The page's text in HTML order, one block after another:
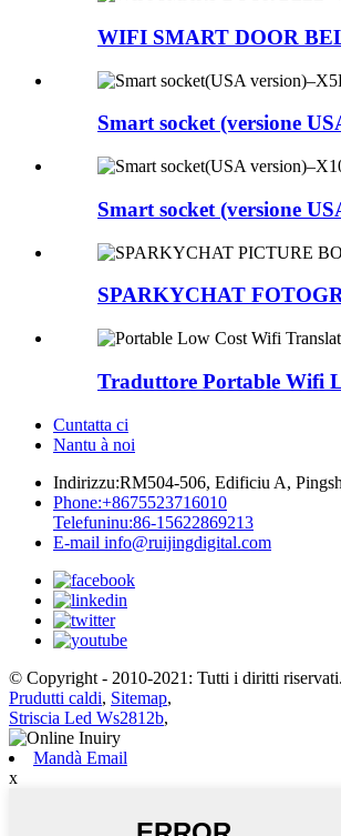
WIFI SMART DOOR
Smart socket (versione
Smart socket (versione
SPARKYCHAT
Traduttore Portable Wifi
Cuntatta ci
Nantu à noi
Indirizzu:RM504-506, Edificiu A,
Phone:+8675523716010
Telefuninu:86-15622869213
E-mail info@ruijingdigital.com
© Copyright - 2010-2021: Tutti i diritti riservati.
Prudutti caldi, Sitemap,
Striscia Led Ws2812b,
Mandà Email
x